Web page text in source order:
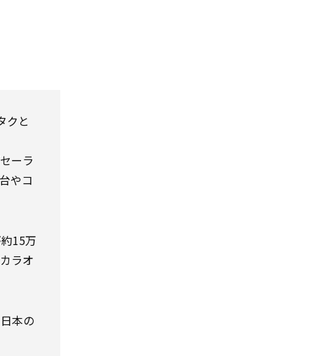
クと
ーラ
やコ
15万
ラオ
本の